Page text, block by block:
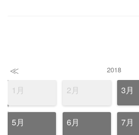
≪ 2018
1月 2月 3月
5月 6月 7月